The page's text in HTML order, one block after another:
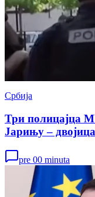
Србија
Три полицајца
Јарињу –
pre 00 minuta